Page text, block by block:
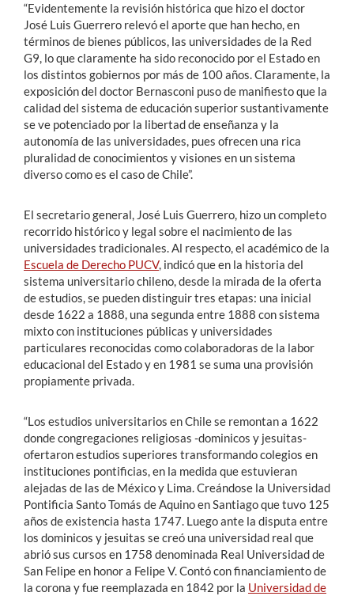
“Evidentemente la revisión histórica que hizo el doctor
José Luis Guerrero relevó el aporte que han hecho, en
términos de bienes públicos, las universidades de la Red
G9, lo que claramente ha sido reconocido por el Estado en
los distintos gobiernos por más de 100 años. Claramente, la
exposición del doctor Bernasconi puso de manifiesto que la
calidad del sistema de educación superior sustantivamente
se ve potenciado por la libertad de enseñanza y la
autonomía de las universidades, pues ofrecen una rica
pluralidad de conocimientos y visiones en un sistema
diverso como es el caso de Chile”.
El secretario general, José Luis Guerrero, hizo un completo
recorrido histórico y legal sobre el nacimiento de las
universidades tradicionales. Al respecto, el académico de la
Escuela de Derecho PUCV, indicó que en la historia del
sistema universitario chileno, desde la mirada de la oferta
de estudios, se pueden distinguir tres etapas: una inicial
desde 1622 a 1888, una segunda entre 1888 con sistema
mixto con instituciones públicas y universidades
particulares reconocidas como colaboradoras de la labor
educacional del Estado y en 1981 se suma una provisión
propiamente privada.
“Los estudios universitarios en Chile se remontan a 1622
donde congregaciones religiosas -dominicos y jesuitas-
ofertaron estudios superiores transformando colegios en
instituciones pontificias, en la medida que estuvieran
alejadas de las de México y Lima. Creándose la Universidad
Pontificia Santo Tomás de Aquino en Santiago que tuvo 125
años de existencia hasta 1747. Luego ante la disputa entre
los dominicos y jesuitas se creó una universidad real que
abrió sus cursos en 1758 denominada Real Universidad de
San Felipe en honor a Felipe V. Contó con financiamiento de
la corona y fue reemplazada en 1842 por la Universidad de